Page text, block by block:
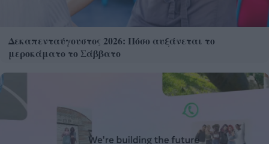
Δεκαπενταύγουστος 2026: Πόσο αυξάνεται το
μεροκάματο το Σάββατο